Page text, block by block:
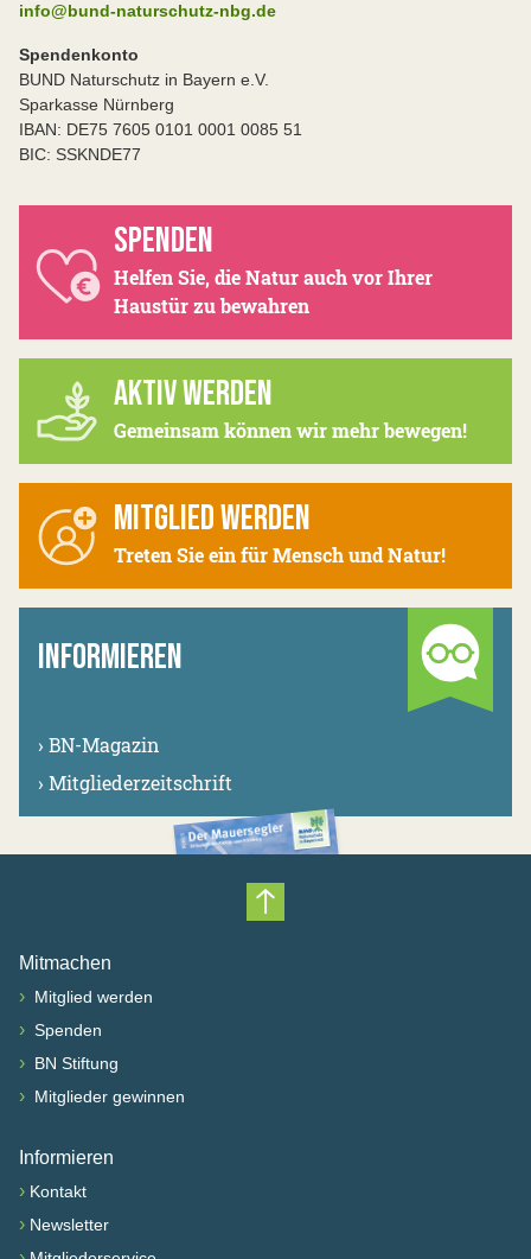
info@bund-naturschutz-nbg.de
Spendenkonto
BUND Naturschutz in Bayern e.V.
Sparkasse Nürnberg
IBAN: DE75 7605 0101 0001 0085 51
BIC: SSKNDE77
SPENDEN
Helfen Sie, die Natur auch vor Ihrer
Haustür zu bewahren
AKTIV WERDEN
Gemeinsam können wir mehr bewegen!
MITGLIED WERDEN
Treten Sie ein für Mensch und Natur!
INFORMIEREN
› BN-Magazin
› Mitgliederzeitschrift
Nach oben scrollen
Mitmachen
› Mitglied werden
› Spenden
› BN Stiftung
› Mitglieder gewinnen
Informieren
› Kontakt
› Newsletter